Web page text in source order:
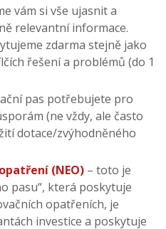
vám si vše ujasnit a
relevantní informace.
zdarma stejně jako
řešení a problémů (do 1
pas potřebujete pro
(ne vždy, ale často
dotace/zvýhodněného
(NEO) – toto je
pasu“, která poskytuje
opatřeních, je
investice a poskytuje